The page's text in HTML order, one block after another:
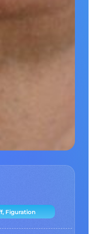
Figuration